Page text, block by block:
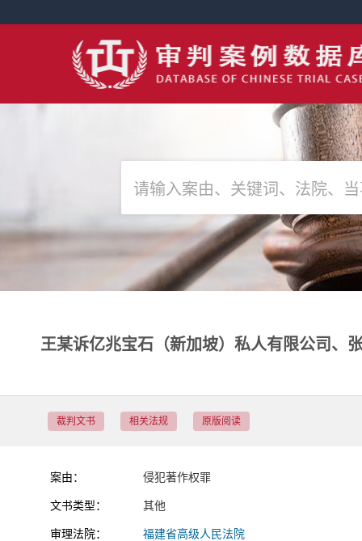
王某诉亿兆宝石（新加坡）私人有限公司、
裁判文书 相关法规 原版阅读
案由： 侵犯著作权罪
文书类型： 其他
审理法院： 福建省高级人民法院